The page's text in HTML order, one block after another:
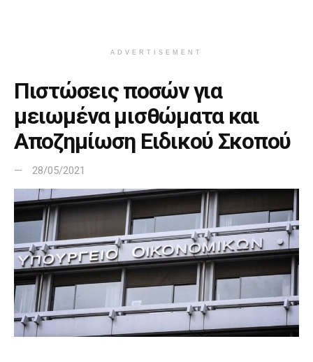
ADVERTISEMENT
Πιστώσεις ποσών για
μειωμένα μισθώματα και
Αποζημίωση Ειδικού Σκοπού
28/05/2021